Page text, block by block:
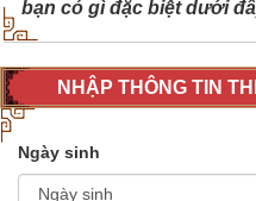
bạn có gì đặc biệt dưới
NHẬP THÔNG TIN
Ngày sinh